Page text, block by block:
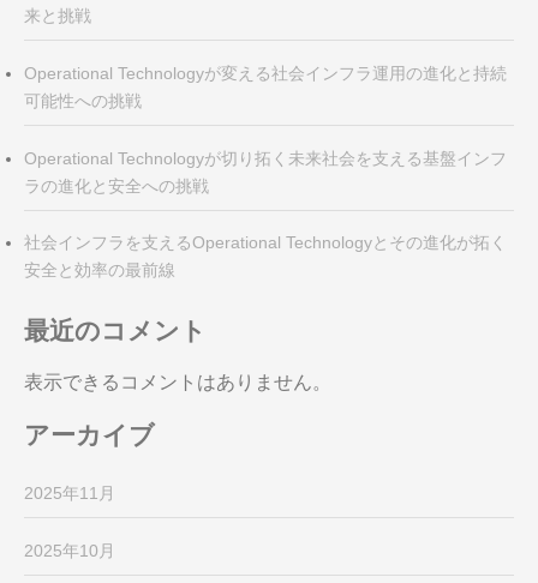
来と挑戦
Operational Technologyが変える社会インフラ運用の進化と持続
可能性への挑戦
Operational Technologyが切り拓く未来社会を支える基盤インフ
ラの進化と安全への挑戦
社会インフラを支えるOperational Technologyとその進化が拓く
安全と効率の最前線
最近のコメント
表示できるコメントはありません。
アーカイブ
2025年11月
2025年10月